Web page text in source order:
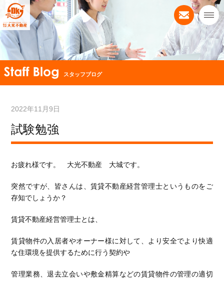
スタッフブログ
2022年11月9日
試験勉強
お疲れ様です。 大光不動産 大城です。
突然ですが、皆さんは、賃貸不動産経営管理士というものをご
存知でしょうか？
賃貸不動産経営管理士とは、
賃貸物件の入居者やオーナー様に対して、より安全でより快適
な住環境を提供するために行う契約や
管理業務、退去立会いや敷金精算などの賃貸物件の管理の適切